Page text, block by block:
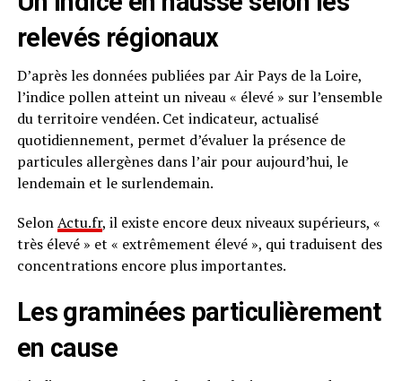
relevés régionaux
D’après les données publiées par Air Pays de la Loire,
l’indice pollen atteint un niveau « élevé » sur l’ensemble
du territoire vendéen. Cet indicateur, actualisé
quotidiennement, permet d’évaluer la présence de
particules allergènes dans l’air pour aujourd’hui, le
lendemain et le surlendemain.
SelonActu.fr, il existe encore deux niveaux supérieurs, «
très élevé » et « extrêmement élevé », qui traduisent des
concentrations encore plus importantes.
Les graminées particulièrement
en cause